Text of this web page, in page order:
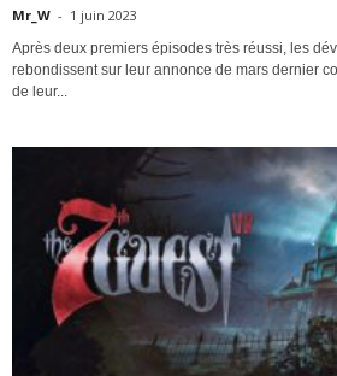
Mr_W - 1 juin 2023
Après deux premiers épisodes très réussi, les
rebondissent sur leur annonce de mars dernier
de leur...